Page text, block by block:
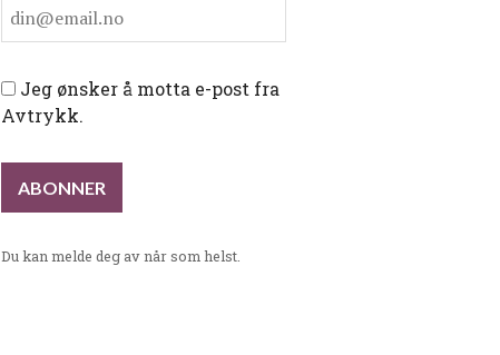
Jeg ønsker å motta e-post fra
Avtrykk.
Du kan melde deg av når som helst.